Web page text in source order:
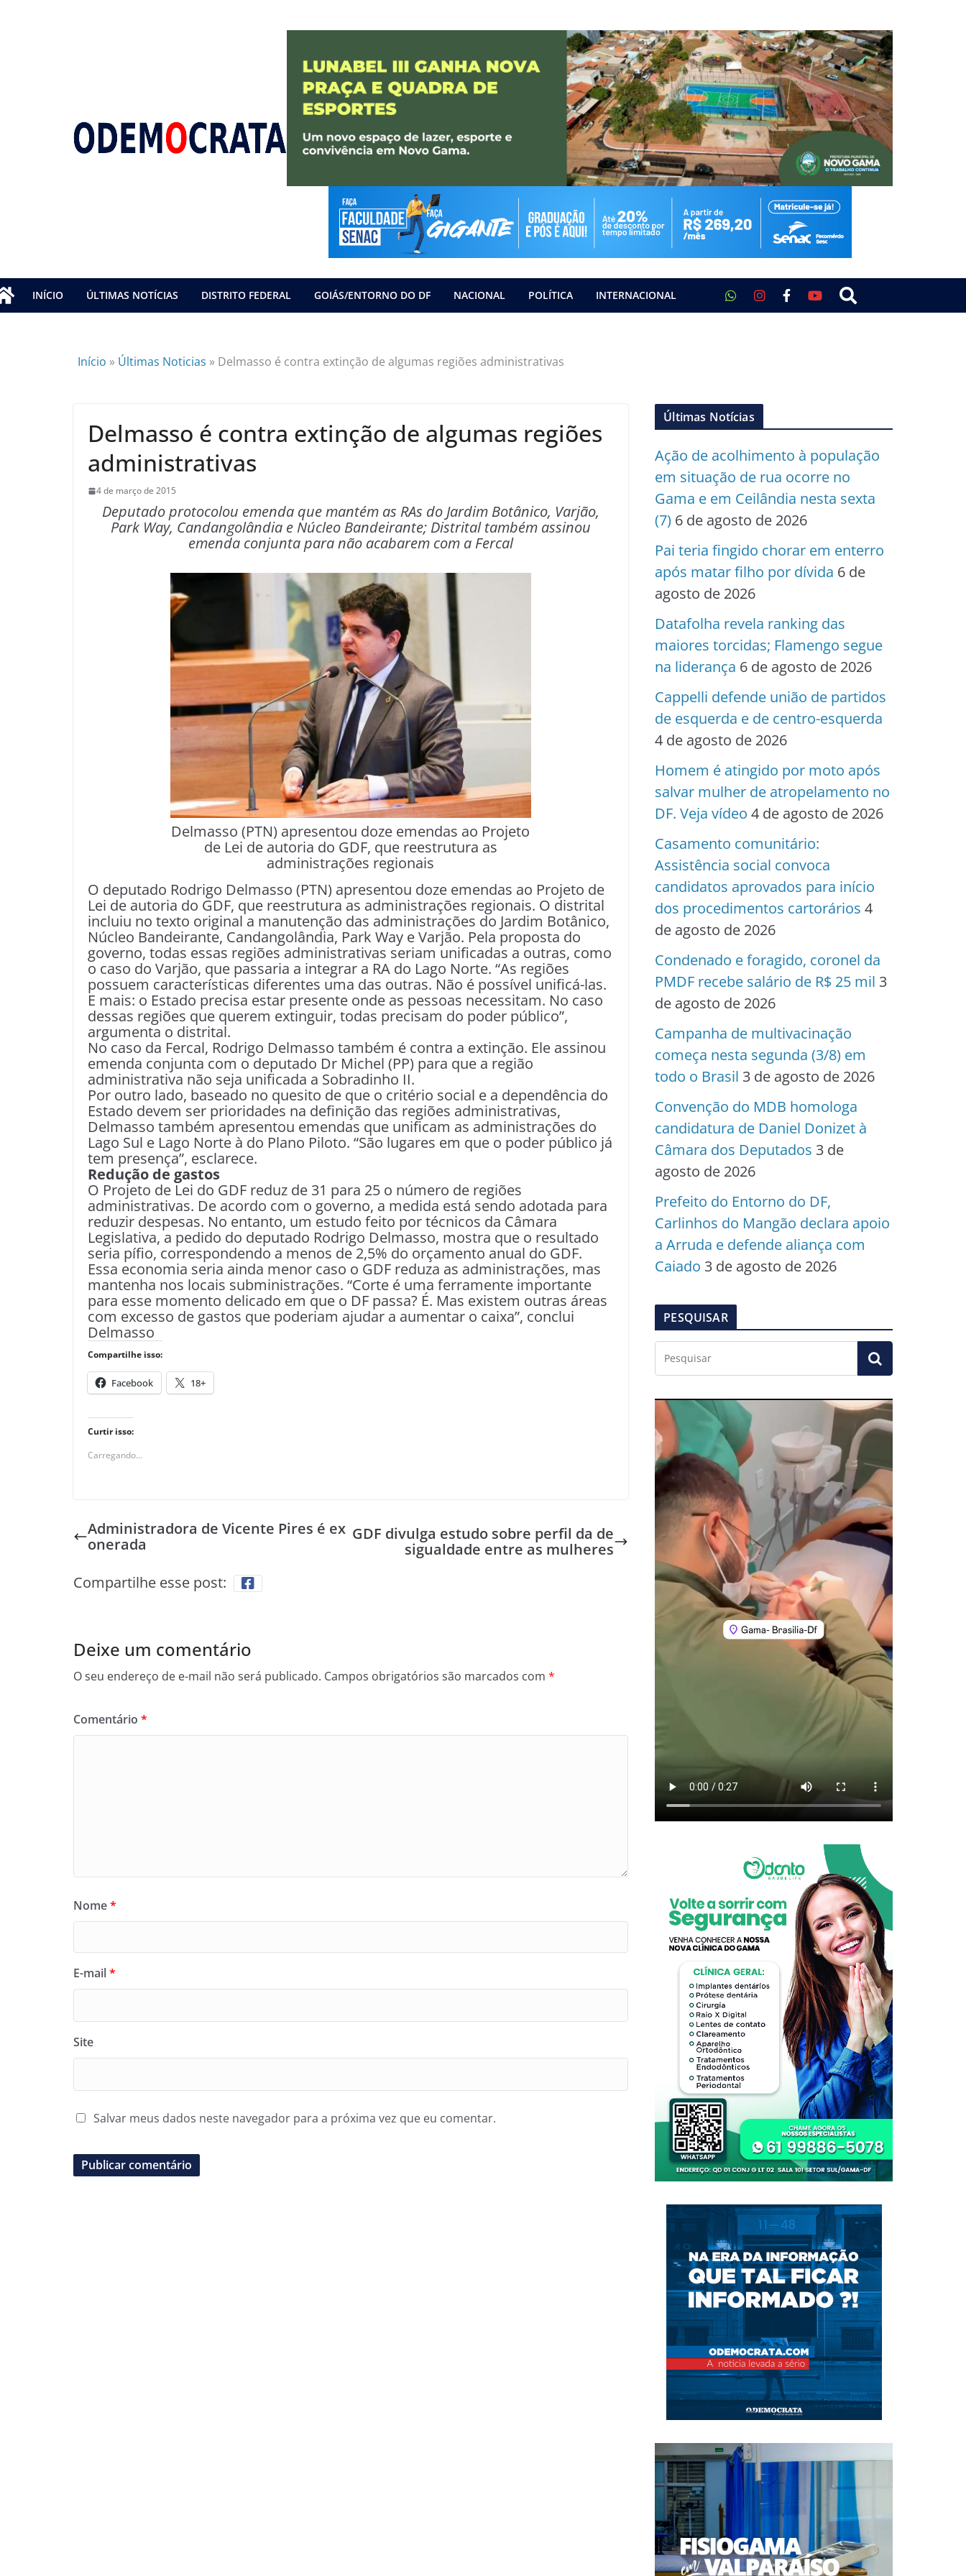
INÍCIO ÚLTIMAS NOTÍCIAS DISTRITO FEDERAL GOIÁS/ENTORNO DO DF NACIONAL POLÍTICA INTERNACIONAL
Início » Últimas Noticias » Delmasso é contra extinção de algumas regiões administrativas
Delmasso é contra extinção de algumas regiões
administrativas
4 de março de 2015
Deputado protocolou emenda que mantém as RAs do Jardim Botânico, Varjão,
Park Way, Candangolândia e Núcleo Bandeirante; Distrital também assinou
emenda conjunta para não acabarem com a Fercal
Delmasso (PTN) apresentou doze emendas ao Projeto
de Lei de autoria do GDF, que reestrutura as
administrações regionais
O deputado Rodrigo Delmasso (PTN) apresentou doze emendas ao Projeto de
Lei de autoria do GDF, que reestrutura as administrações regionais. O distrital
incluiu no texto original a manutenção das administrações do Jardim Botânico,
Núcleo Bandeirante, Candangolândia, Park Way e Varjão. Pela proposta do
governo, todas essas regiões administrativas seriam unificadas a outras, como
o caso do Varjão, que passaria a integrar a RA do Lago Norte. “As regiões
possuem características diferentes uma das outras. Não é possível unificá-las.
E mais: o Estado precisa estar presente onde as pessoas necessitam. No caso
dessas regiões que querem extinguir, todas precisam do poder público”,
argumenta o distrital.
No caso da Fercal, Rodrigo Delmasso também é contra a extinção. Ele assinou
emenda conjunta com o deputado Dr Michel (PP) para que a região
administrativa não seja unificada a Sobradinho II.
Por outro lado, baseado no quesito de que o critério social e a dependência do
Estado devem ser prioridades na definição das regiões administrativas,
Delmasso também apresentou emendas que unificam as administrações do
Lago Sul e Lago Norte à do Plano Piloto. “São lugares em que o poder público já
tem presença”, esclarece.
Redução de gastos
O Projeto de Lei do GDF reduz de 31 para 25 o número de regiões
administrativas. De acordo com o governo, a medida está sendo adotada para
reduzir despesas. No entanto, um estudo feito por técnicos da Câmara
Legislativa, a pedido do deputado Rodrigo Delmasso, mostra que o resultado
seria pífio, correspondendo a menos de 2,5% do orçamento anual do GDF.
Essa economia seria ainda menor caso o GDF reduza as administrações, mas
mantenha nos locais subministrações. “Corte é uma ferramente importante
para esse momento delicado em que o DF passa? É. Mas existem outras áreas
com excesso de gastos que poderiam ajudar a aumentar o caixa”, conclui
Delmasso
Compartilhe isso:
Facebook 18+
Curtir isso:
Carregando...
Administradora de Vicente Pires é ex
onerada
GDF divulga estudo sobre perfil da de
sigualdade entre as mulheres
Compartilhe esse post:
Deixe um comentário
O seu endereço de e-mail não será publicado. Campos obrigatórios são marcados com *
Comentário *
Nome*
E-mail*
Site
Salvar meus dados neste navegador para a próxima vez que eu comentar.
Últimas Notícias
Ação de acolhimento à população
em situação de rua ocorre no
Gama e em Ceilândia nesta sexta
(7) 6 de agosto de 2026
Pai teria fingido chorar em enterro
após matar filho por dívida 6 de
agosto de 2026
Datafolha revela ranking das
maiores torcidas; Flamengo segue
na liderança 6 de agosto de 2026
Cappelli defende união de partidos
de esquerda e de centro-esquerda
4 de agosto de 2026
Homem é atingido por moto após
salvar mulher de atropelamento no
DF. Veja vídeo 4 de agosto de 2026
Casamento comunitário:
Assistência social convoca
candidatos aprovados para início
dos procedimentos cartorários 4
de agosto de 2026
Condenado e foragido, coronel da
PMDF recebe salário de R$ 25 mil 3
de agosto de 2026
Campanha de multivacinação
começa nesta segunda (3/8) em
todo o Brasil 3 de agosto de 2026
Convenção do MDB homologa
candidatura de Daniel Donizet à
Câmara dos Deputados 3 de
agosto de 2026
Prefeito do Entorno do DF,
Carlinhos do Mangão declara apoio
a Arruda e defende aliança com
Caiado 3 de agosto de 2026
PESQUISAR